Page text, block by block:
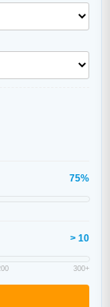
75%
> 10
300+